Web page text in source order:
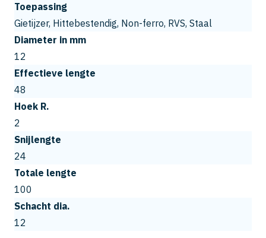
Toepassing
Gietijzer, Hittebestendig, Non-ferro, RVS, Staal
Diameter in mm
12
Effectieve lengte
48
Hoek R.
2
Snijlengte
24
Totale lengte
100
Schacht dia.
12